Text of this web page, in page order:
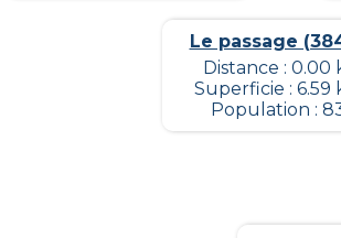
Le passage
Distance : 0.00
Superficie : 6.59
Population :